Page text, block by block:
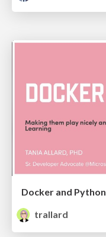
Docker and Python
trallard